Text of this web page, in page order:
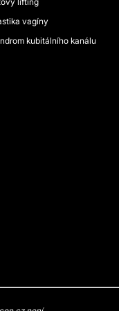
vagíny
kubitálního kanálu